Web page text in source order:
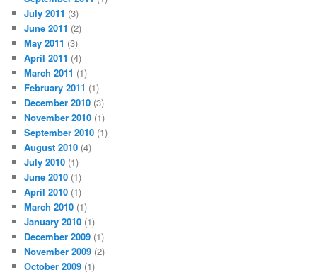
July 2011 (3)
June 2011 (2)
May 2011 (3)
April 2011 (4)
March 2011 (1)
February 2011 (1)
December 2010 (3)
November 2010 (1)
September 2010 (1)
August 2010 (4)
July 2010 (1)
June 2010 (1)
April 2010 (1)
March 2010 (1)
January 2010 (1)
December 2009 (1)
November 2009 (2)
October 2009 (1)